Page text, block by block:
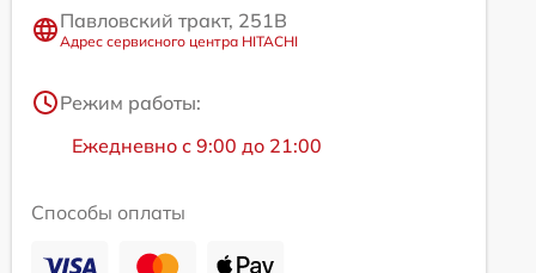
Павловский тракт, 251В
Адрес сервисного центра HITACHI
Режим работы:
Ежедневно с 9:00 до 21:00
Способы оплаты